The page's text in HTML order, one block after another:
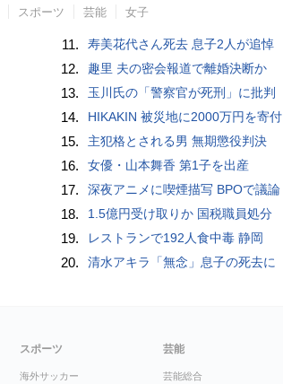
スポーツ 芸能 女子
11. 寿美花代さん死去 息子2人が追悼
12. 趣里 夫の密会報道で離婚決断か
13. 玉川氏の「警察官が死刑」に批判
14. HIKAKIN 被災地に2000万円を寄付
15. 主犯格とされる男 無期懲役判決
16. 女優・山本舞香 第1子を出産
17. 深夜アニメに喫煙描写 BPOで議論
18. 1.5億円受け取りか 国税職員処分
19. レストランで192人食中毒 静岡
20. 清水アキラ「無念」息子の死去に
スポーツ
海外サッカー
芸能
芸能総合